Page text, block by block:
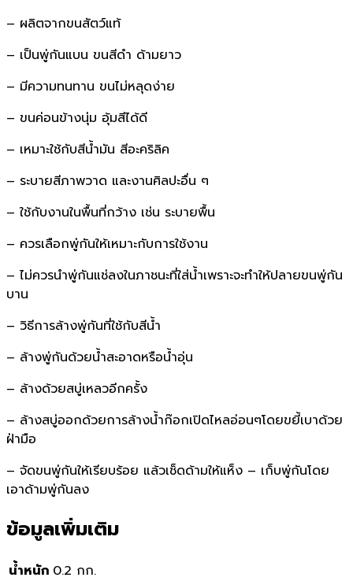
– ผลิตจากขนสัตว์แท้
– เป็นพู่กันแบน ขนสีดำ ด้ามยาว
– มีความทนทาน ขนไม่หลุดง่าย
– ขนค่อนข้างนุ่ม อุ้มสีได้ดี
– เหมาะใช้กับสีน้ำมัน สีอะคริลิค
– ระบายสีภาพวาด และงานศิลปะอื่น ๆ
– ใช้กับงานในพื้นที่กว้าง เช่น ระบายพื้น
– ควรเลือกพู่กันให้เหมาะกับการใช้งาน
– ไม่ควรนำพู่กันแช่ลงในภาชนะที่ใส่น้ำเพราะจะทำให้ปลายขนพู่กัน
บาน
– วิธีการล้างพู่กันที่ใช้กับสีน้ำ
– ล้างพู่กันด้วยน้ำสะอาดหรือน้ำอุ่น
– ล้างด้วยสบู่เหลวอีกครั้ง
– ล้างสบู่ออกด้วยการล้างน้ำก๊อกเปิดไหลอ่อนๆโดยขยี้เบาด้วย
ฝ่ามือ
– จัดขนพู่กันให้เรียบร้อย แล้วเช็ดด้ามให้แห็ง – เก็บพู่กันโดย
เอาด้ามพู่กันลง
ข้อมูลเพิ่มเติม
น้ำหนัก 0.2 กก.